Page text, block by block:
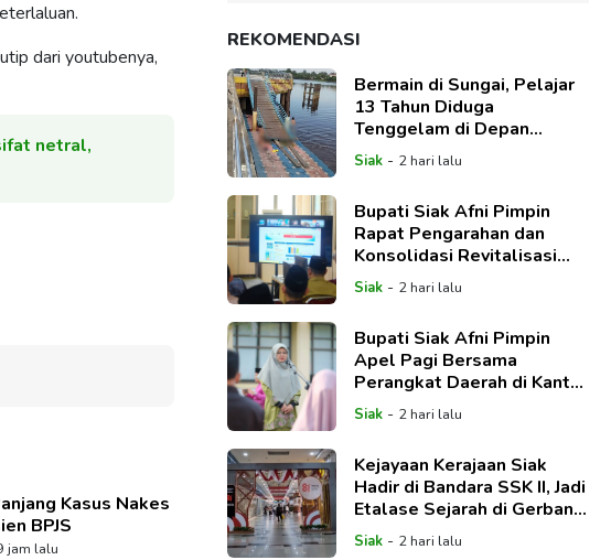
dari youtubenya,
netral,
Kasus Nakes
BPJS
jam lalu
REKOMENDASI
Bermain di Sungai, Pelajar
13 Tahun Diduga
Tenggelam di Depan
Klenteng Siak
Siak- 2 hari lalu
Bupati Siak Afni Pimpin
Rapat Pengarahan dan
Konsolidasi Revitalisasi
Sekolah
Siak- 2 hari lalu
Bupati Siak Afni Pimpin
Apel Pagi Bersama
Perangkat Daerah di Kantor
Baperida
Siak- 2 hari lalu
Kejayaan Kerajaan Siak
Hadir di Bandara SSK II, Jadi
Etalase Sejarah di Gerbang
Riau
Siak- 2 hari lalu